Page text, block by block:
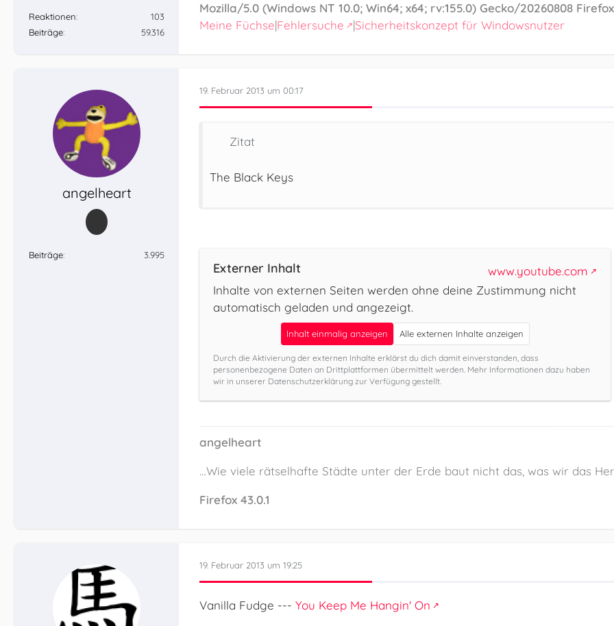
Reaktionen
103
Beiträge
59.316
Mozilla/5.0 (Windows NT 10.0; Win64; x64; rv:155.0) Gecko/20260808
Meine Füchse|Fehlersuche |Sicherheitskonzept für Windowsnutzer
angelheart
Beiträge 3.995
19. Februar 2013 um 00:17
Zitat
The Black Keys
Externer Inhalt
www.youtube.com
Inhalte von externen Seiten werden ohne deine Zustimmung nicht
automatisch geladen und angezeigt.
Inhalt einmalig anzeigen Alle externen Inhalte anzeigen
Durch die Aktivierung der externen Inhalte erklärst du dich damit einverstanden, dass
personenbezogene Daten an Drittplattformen übermittelt werden. Mehr Informationen dazu haben
wir in unserer Datenschutzerklärung zur Verfügung gestellt.
angelheart
…Wie viele rätselhafte Städte unter der Erde baut nicht das, was wir das
Firefox 43.0.1
19. Februar 2013 um 19:25
Vanilla Fudge --- You Keep Me Hangin' On